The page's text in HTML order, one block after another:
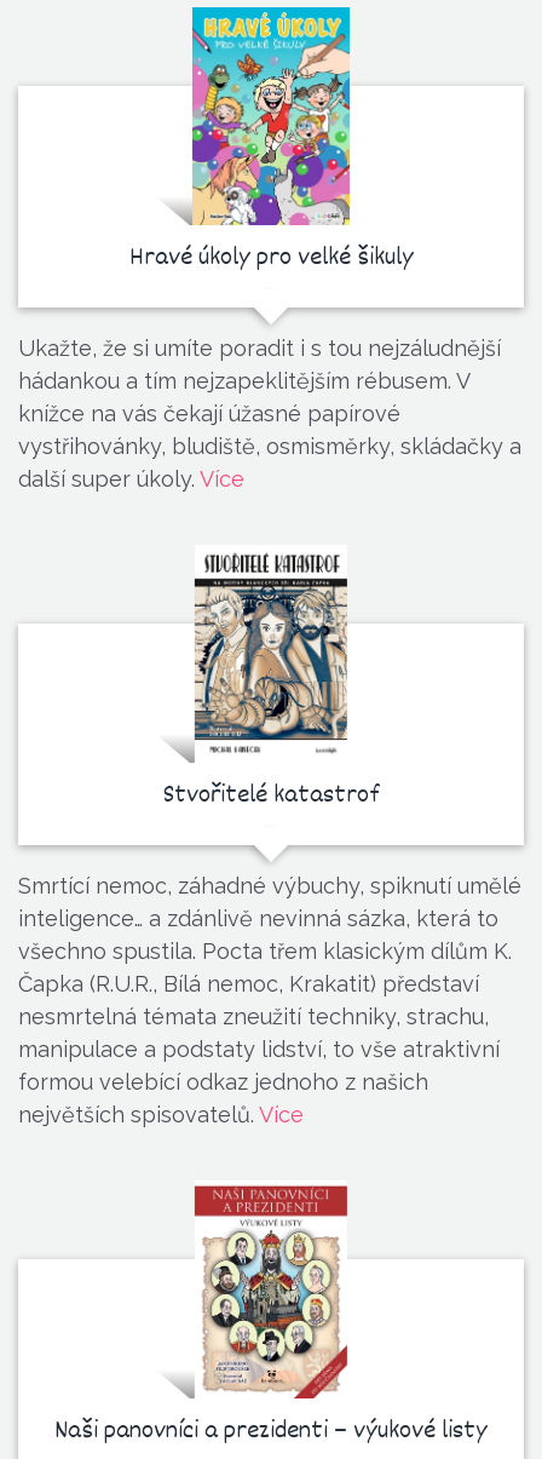
Hravé úkoly pro velké šikuly
Ukažte, že si umíte poradit i s tou nejzáludnější
hádankou a tím nejzapeklitějším rébusem. V
knížce na vás čekají úžasné papírové
vystřihovánky, bludiště, osmisměrky, skládačky a
další super úkoly. Více
Stvořitelé katastrof
Smrtící nemoc, záhadné výbuchy, spiknutí umělé
inteligence… a zdánlivě nevinná sázka, která to
všechno spustila. Pocta třem klasickým dílům K.
Čapka (R.U.R., Bílá nemoc, Krakatit) představí
nesmrtelná témata zneužití techniky, strachu,
manipulace a podstaty lidství, to vše atraktivní
formou velebící odkaz jednoho z našich
největších spisovatelů. Více
Naši panovníci a prezidenti – výukové listy